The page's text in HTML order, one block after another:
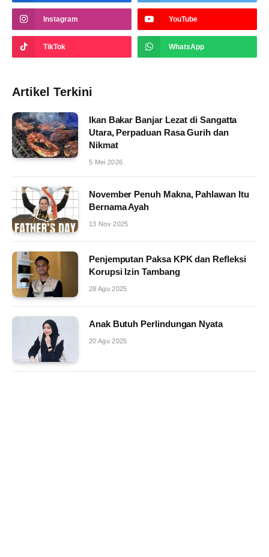
Instagram YouTube
TikTok WhatsApp
Artikel Terkini
Ikan Bakar Banjar Lezat di Sangatta
Utara, Perpaduan Rasa Gurih dan
Nikmat
5 Mei 2026
November Penuh Makna, Pahlawan Itu
Bernama Ayah
13 Nov 2025
Penjemputan Paksa KPK dan Refleksi
Korupsi Izin Tambang
28 Agu 2025
Anak Butuh Perlindungan Nyata
20 Agu 2025